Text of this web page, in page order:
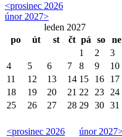
<prosinec 2026
únor 2027>
leden 2027
po
út st čt pá so ne
<prosinec 2026 únor 2027
1 2
3
4
5 6 7 8 9
10
11
12 13 14 15 16
17
18
19 20 21 22 23
24
25
26 27 28 29 30 31